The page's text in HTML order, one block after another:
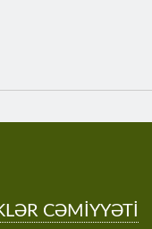
CƏMİYYƏTİ